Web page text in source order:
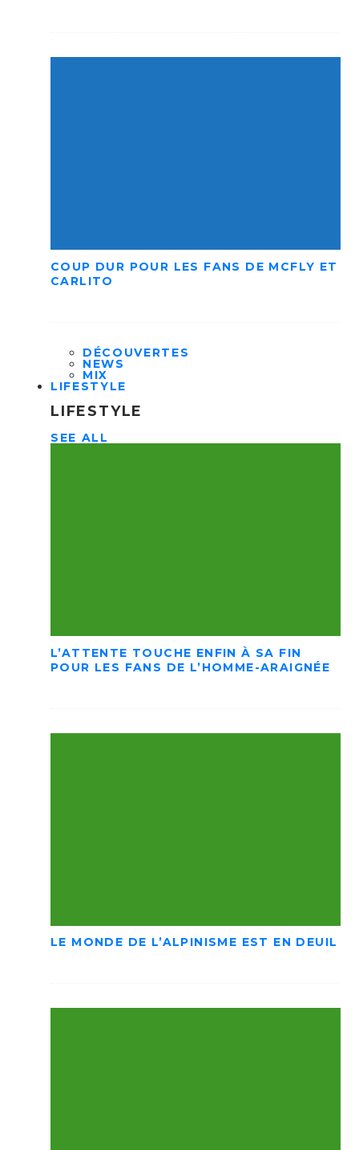
COUP DUR POUR LES FANS DE MCFLY ET
CARLITO
DÉCOUVERTES
NEWS
MIX
LIFESTYLE
LIFESTYLE
SEE ALL
L’ATTENTE TOUCHE ENFIN À SA FIN
POUR LES FANS DE L’HOMME-ARAIGNÉE
LE MONDE DE L’ALPINISME EST EN DEUIL